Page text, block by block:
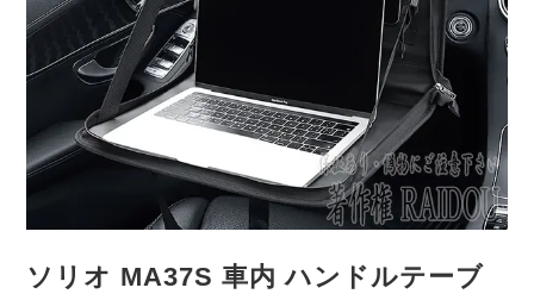
ソリオ MA37S 車内 ハンドルテーブ